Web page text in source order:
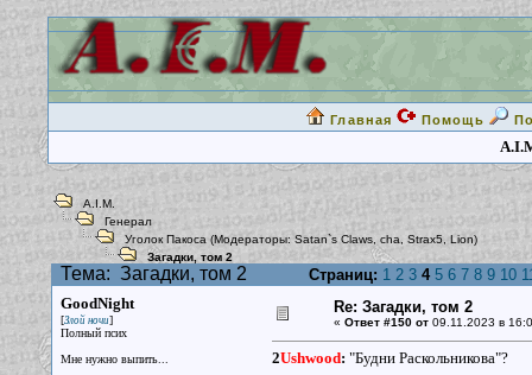
Главная Помощь
A.I.M.
Генерал
Уголок Пакоса (Модераторы:Satan`s Claws, cha Strax5,Lion)
Загадки, том 2
Тема: Загадки, том 2 Страниц: 1 2 3 4 5 6 7 8 9 10
GoodNight
[Злой ночи]
Полный псих
Мне нужно выпить...
Re: Загадки, том 2
« Ответ #150 от09.11.2023 в
2Ushwood: "Будни Раскольникова"?